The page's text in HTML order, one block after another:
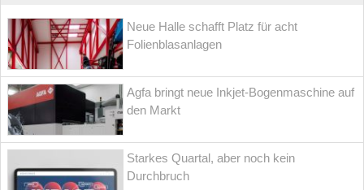
Neue Halle schafft Platz für acht
Folienblasanlagen
Agfa bringt neue Inkjet-Bogenmaschine auf
den Markt
Starkes Quartal, aber noch kein
Durchbruch